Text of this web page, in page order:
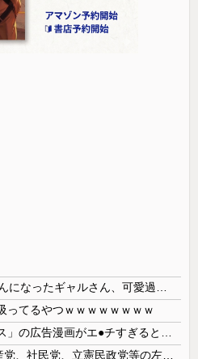
ってるやつｗｗｗｗｗｗｗｗ